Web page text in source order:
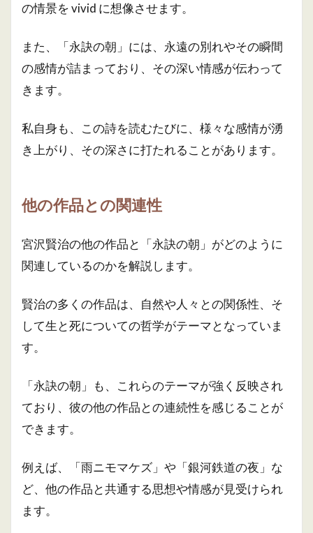
の情景を vivid に想像させます。
また、「永訣の朝」には、永遠の別れやその瞬間
の感情が詰まっており、その深い情感が伝わって
きます。
私自身も、この詩を読むたびに、様々な感情が湧
き上がり、その深さに打たれることがあります。
他の作品との関連性
宮沢賢治の他の作品と「永訣の朝」がどのように
関連しているのかを解説します。
賢治の多くの作品は、自然や人々との関係性、そ
して生と死についての哲学がテーマとなっていま
す。
「永訣の朝」も、これらのテーマが強く反映され
ており、彼の他の作品との連続性を感じることが
できます。
例えば、「雨ニモマケズ」や「銀河鉄道の夜」な
ど、他の作品と共通する思想や情感が見受けられ
ます。